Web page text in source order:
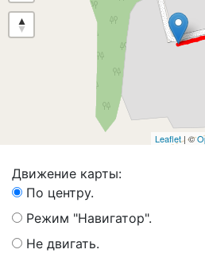
Leaflet| ©
Движение карты:
По центру.
Режим "Навигатор".
Не двигать.